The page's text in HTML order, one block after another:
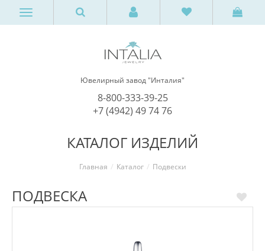
Ювелирный завод "Инталия"
8-800-333-39-25
+7 (4942) 49 74 76
КАТАЛОГ ИЗДЕЛИЙ
Главная Каталог Подвески
ПОДВЕСКА